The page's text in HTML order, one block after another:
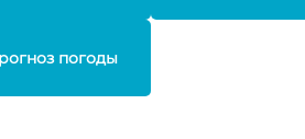
погоды